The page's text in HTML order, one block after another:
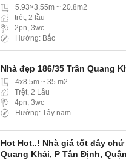
5.93×3.55m ~ 20.8m2
trệt, 2 lầu
2pn, 3wc
Hướng: Bắc
Nhà đẹp 186/35 Trần Quang
4x8.5m ~ 35 m2
Trệt, 2 Lầu
4pn, 3wc
Hướng: Tây nam
Hot Hot..! Nhà giá tốt đây chứ
Quang Khải, P Tân Định,